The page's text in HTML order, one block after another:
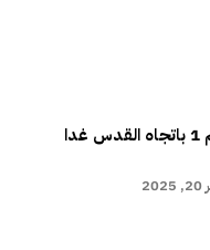
أغلاق شارع رقم 1 باتجاه القدس غدا